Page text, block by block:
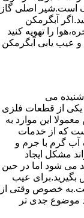
است.شیر اصلی گاز
آبگرمکن
را تهویه کنید
عیب یابی آبگرمکن
شنیده می
از قطعات فلزی
این موارد به
که از خدمات
آب گرم با جرم و
مشکل ایجاد
می شود اما در حین
بگیرید.برای عیب
خصوص وقتی از
موضوع جدی تر